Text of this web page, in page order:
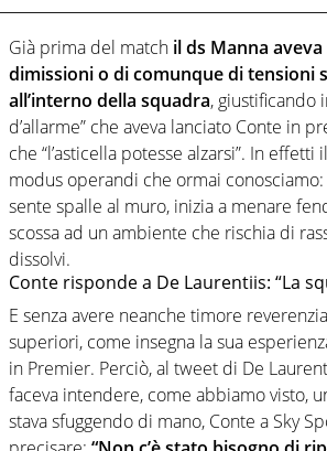
Già prima del match il ds Manna
dimissioni o di comunque di tensioni
all’interno della squadra, giustificando
d’allarme” che aveva lanciato Conte in
che “l’asticella potesse alzarsi”. In effetti
modus operandi che ormai
sente spalle al muro, inizia a menare
scossa ad un ambiente che rischia di
dissolvi.
Conte risponde a De Laurentiis: “La
E senza avere neanche timore
superiori, come insegna la sua
in Premier. Perciò, al tweet di De
faceva intendere, come abbiamo visto,
stava sfuggendo di mano, Conte a Sky